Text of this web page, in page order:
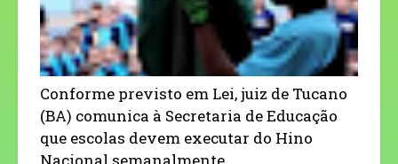
Conforme previsto em Lei, juiz de Tucano
(BA) comunica à Secretaria de Educação
que escolas devem executar do Hino